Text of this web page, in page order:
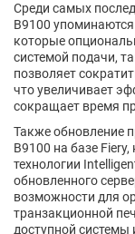
Среди самых
B9100
которые
системой подачи,
позволяет
что увеличивает
сокращает время
Также обновление
B9100 на базе
технологии
обновленного
возможности для
транзакционной
доступной